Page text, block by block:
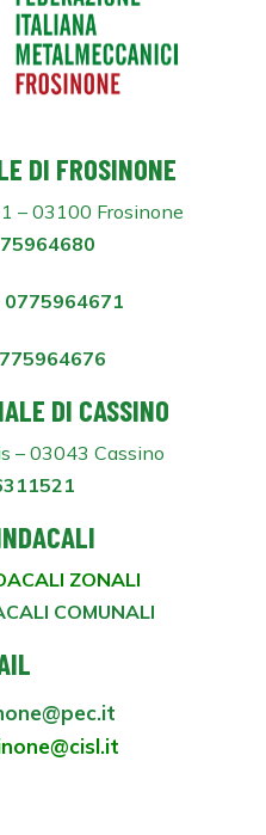
DI FROSINONE
– 03100 Frosinone
0775964671
DI CASSINO
– 03043 Cassino
ZONALI
COMUNALI